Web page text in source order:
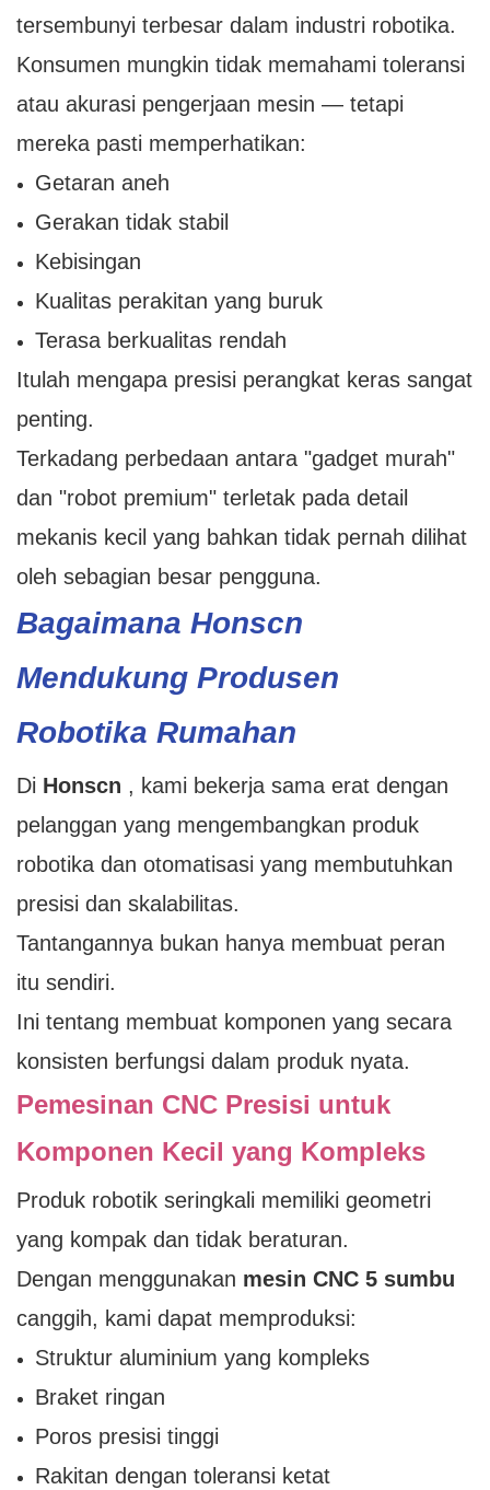
tersembunyi terbesar dalam industri robotika.
Konsumen mungkin tidak memahami toleransi
atau akurasi pengerjaan mesin — tetapi
mereka pasti memperhatikan:
Getaran aneh
Gerakan tidak stabil
Kebisingan
Kualitas perakitan yang buruk
Terasa berkualitas rendah
Itulah mengapa presisi perangkat keras sangat
penting.
Terkadang perbedaan antara "gadget murah"
dan "robot premium" terletak pada detail
mekanis kecil yang bahkan tidak pernah dilihat
oleh sebagian besar pengguna.
Bagaimana Honscn
Mendukung Produsen
Robotika Rumahan
Di Honscn , kami bekerja sama erat dengan
pelanggan yang mengembangkan produk
robotika dan otomatisasi yang membutuhkan
presisi dan skalabilitas.
Tantangannya bukan hanya membuat peran
itu sendiri.
Ini tentang membuat komponen yang secara
konsisten berfungsi dalam produk nyata.
Pemesinan CNC Presisi untuk
Komponen Kecil yang Kompleks
Produk robotik seringkali memiliki geometri
yang kompak dan tidak beraturan.
Dengan menggunakan mesin CNC 5 sumbu
canggih, kami dapat memproduksi:
Struktur aluminium yang kompleks
Braket ringan
Poros presisi tinggi
Rakitan dengan toleransi ketat